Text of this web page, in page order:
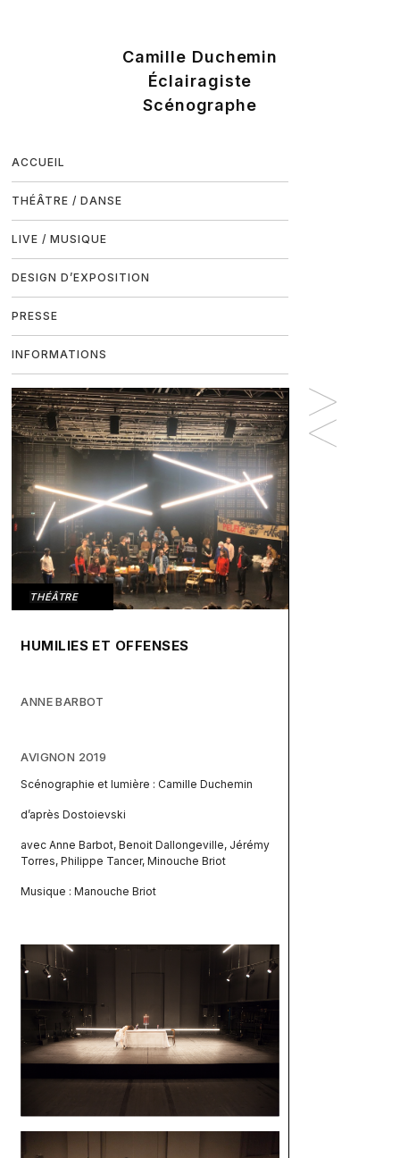
ACCUEIL
THÉÂTRE / DANSE
LIVE / MUSIQUE
DESIGN D’EXPOSITION
PRESSE
INFORMATIONS
THÉÂTRE
HUMILIES ET OFFENSES
ANNE BARBOT
AVIGNON 2019
Scénographie et lumière : Camille Duchemin
d’après Dostoievski
avec Anne Barbot, Benoit Dallongeville, Jérémy
Torres, Philippe Tancer, Minouche Briot
Musique : Manouche Briot